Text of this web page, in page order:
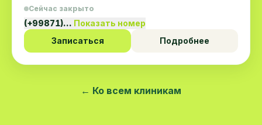
Сейчас закрыто
(+99871)… Показать номер
Записаться
Подробнее
← Ко всем клиникам